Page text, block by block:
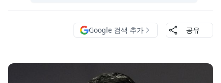
Google 검색 추가 공유